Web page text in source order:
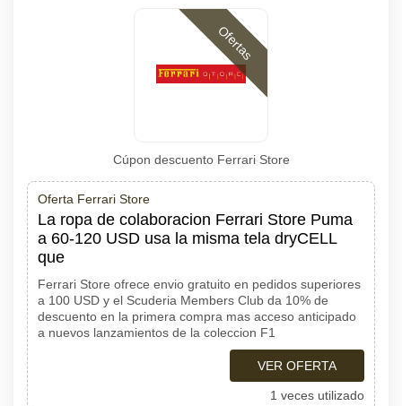
Ofertas
Cúpon descuento Ferrari Store
Oferta Ferrari Store
La ropa de colaboracion Ferrari Store Puma
a 60-120 USD usa la misma tela dryCELL
que
Ferrari Store ofrece envio gratuito en pedidos superiores
a 100 USD y el Scuderia Members Club da 10% de
descuento en la primera compra mas acceso anticipado
a nuevos lanzamientos de la coleccion F1
VER OFERTA
1 veces utilizado